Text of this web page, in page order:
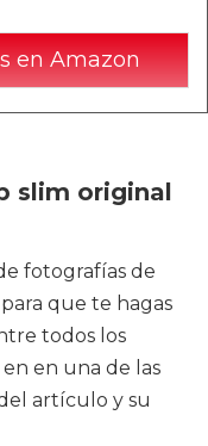
en Amazon
slim original
fotografías de
para que te hagas
todos los
en una de las
artículo y su